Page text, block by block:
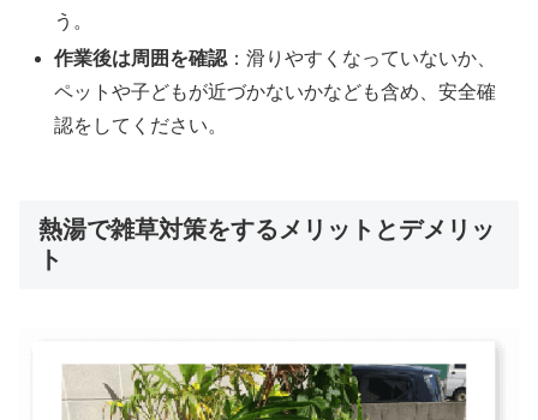
う。
作業後は周囲を確認：滑りやすくなっていないか、
ペットや子どもが近づかないかなども含め、安全確
認をしてください。
熱湯で雑草対策をするメリットとデメリッ
ト